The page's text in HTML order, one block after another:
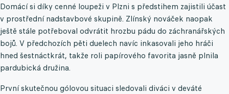
Domácí si díky cenné loupeži v Plzni s předstihem zajistili účast
v prostřední nadstavbové skupině. Zlínský nováček naopak
ještě stále potřeboval odvrátit hrozbu pádu do záchranářských
bojů. V předchozích pěti duelech navíc inkasovali jeho hráči
hned šestnáctkrát, takže roli papírového favorita jasně plnila
pardubická družina.
První skutečnou gólovou situaci sledovali diváci v deváté